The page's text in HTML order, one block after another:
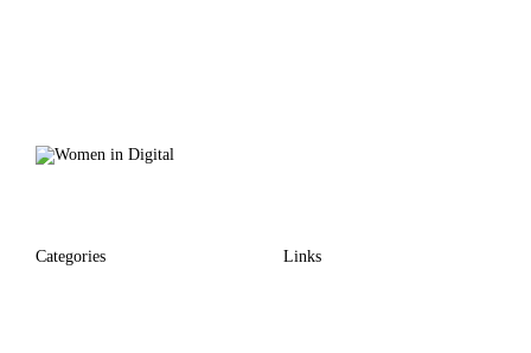
Categories Links